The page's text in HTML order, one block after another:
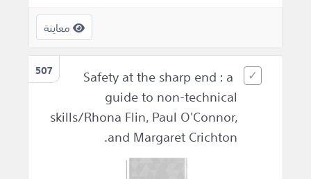
معاينة
507
Safety at the sharp end : a
guide to non-technical
skills/Rhona Flin, Paul O'Connor,
and Margaret Crichton.